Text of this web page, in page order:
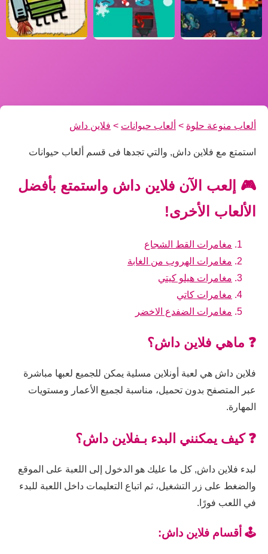
ألعاب منوعة حلوة > ألعاب حيوانات > فلاين داش
استمتع مع فلاين داش, والتي تجدها فى قسم ألعاب حيوانات
🎮 إلعب الآن فلاين داش واستمتع بأفضل
الألعاب الأخرى!
مغامرات القط الشجاع
مغامرات الهروب من الغابة
مغامرات هيلو كيتي
مغامرات كاتي
مغامرات الضفدع الاخضر
❓ ماهي فلاين داش؟
فلاين داش هي لعبة أونلاين مسلية يمكن للجميع لعبها مباشرة
عبر المتصفح بدون تحميل، مناسبة لجميع الأعمار ومستويات
المهارة.
❓ كيف يمكنني البدء بـفلاين داش؟
لبدء فلاين داش, كل ما عليك هو الدخول إلى اللعبة على الموقع
والضغط على زر التشغيل، ثم اتباع التعليمات داخل اللعبة للبدء
في اللعب فورًا.
🕹️ أقسام فلاين داش: